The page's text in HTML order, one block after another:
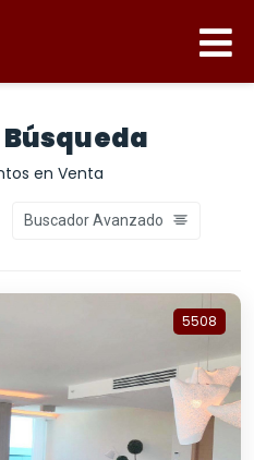
Búsqueda
en Venta
Buscador Avanzado
5508